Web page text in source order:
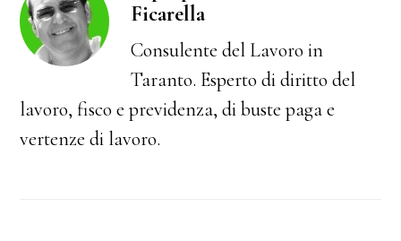
Ficarella
Consulente del Lavoro in
Taranto. Esperto di diritto del
lavoro, fisco e previdenza, di buste paga e
vertenze di lavoro.